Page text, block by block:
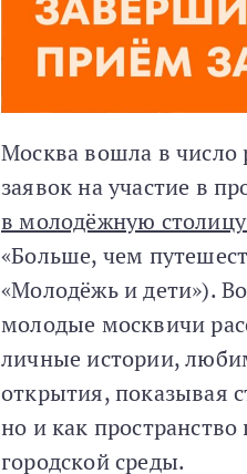
Москва вошла в число
заявок на участие в
в молодёжную
«Больше, чем
«Молодёжь и дети»).
молодые москвичи
личные истории,
открытия, показывая
но и как
городской среды.